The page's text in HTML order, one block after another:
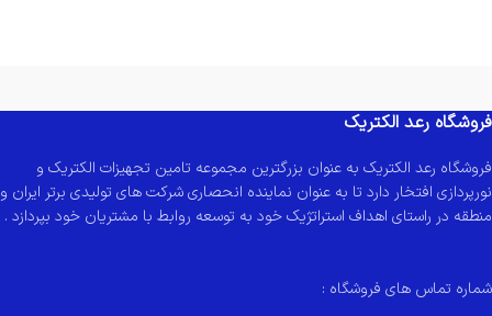
فروشگاه رعد الکتریک
فروشگاه رعد الکتریک به عنوان بزرگترین مجموعه تامین تجهیزات الکتریک و
نورپردازی افتخار دارد تا به عنوان نماینده انحصاری شرکت های تولیدی برتر ایران و
منطقه در راستای اهداف استراتژیک خود به توسعه روابط با مشتریان خود بپردازد .
شماره تماس های فروشگاه :